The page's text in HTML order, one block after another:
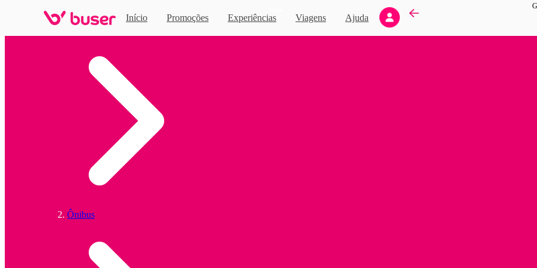
Início Promoções Experiências Viagens Ajuda
Ônibus